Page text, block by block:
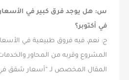
س: هل يوجد فرق كبير في
في أكتوبر؟
ج: نعم، فيه فروق طبيعية في
المشروع وقربه من المحاور
المقال المخصص لـ “أسعار شقق في